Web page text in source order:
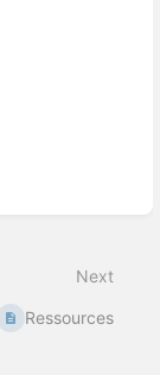
Next
Ressources